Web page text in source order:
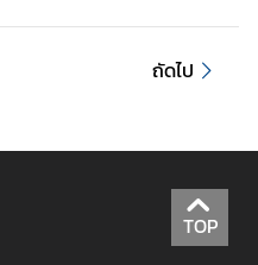
ถัดไป
TOP